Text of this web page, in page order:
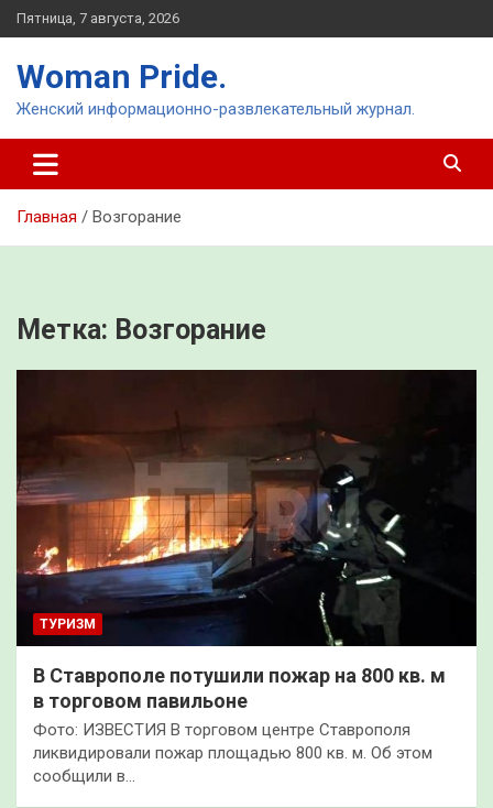
Перейти
к
Пятница, 7 августа, 2026
Woman Pride.
Женский информационно-развлекательный журнал.
Главная Возгорание
Метка: Возгорание
ТУРИЗМ
В Ставрополе потушили пожар на 800 кв. м
в торговом павильоне
Фото: ИЗВЕСТИЯ В торговом центре Ставрополя
ликвидировали пожар площадью 800 кв. м. Об этом
сообщили в…